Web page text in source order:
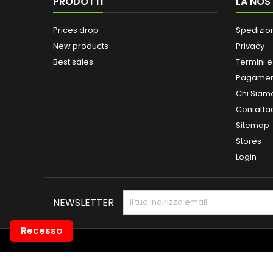
Prices drop
New products
Best sales
Privacy
Termini
Chi
Sitemap
Stores
Login
NEWSLETTER
Recesso